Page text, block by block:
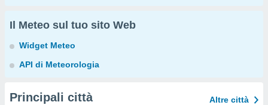
Il Meteo sul tuo sito Web
Widget Meteo
API di Meteorologia
Principali città Altre città